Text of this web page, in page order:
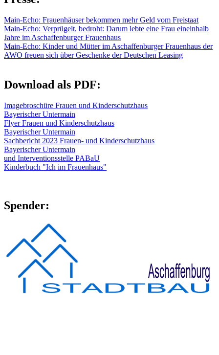
Main-Echo: Frauenhäuser bekommen mehr Geld vom Freistaat
Main-Echo: Verprügelt, bedroht: Darum lebte eine Frau eineinhalb
Jahre im Aschaffenburger Frauenhaus
Main-Echo: Kinder und Mütter im Aschaffenburger Frauenhaus der
AWO freuen sich über Geschenke der Deutschen Leasing
Download als PDF:
Imagebroschüre Frauen und Kinderschutzhaus
Bayerischer Untermain
Flyer Frauen und Kinderschutzhaus
Bayerischer Untermain
Sachbericht 2023 Frauen- und Kinderschutzhaus
Bayerischer Untermain
und Interventionsstelle PABaU
Kinderbuch "Ich im Frauenhaus"
Spender: